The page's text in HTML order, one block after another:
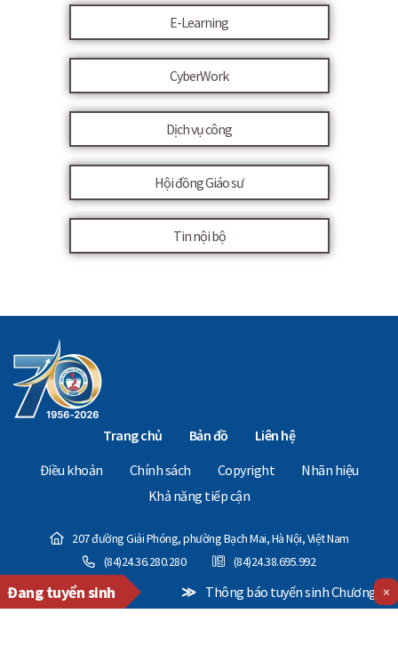
E-Learning
CyberWork
Dịch vụ công
Hội đồng Giáo sư
Tin nội bộ
Trang chủ Bản đồ
Liên hệ
Điều khoản
Chính sách Copyright
Nhãn hiệu
Khả năng tiếp cận
207 đường Giải Phóng, phường Bạch Mai, Hà Nội, Việt Nam
(84)24.36.280.280
(84)24.38.695.992
Copyright © 2024 - The National Economics University. All Rights Reserved
Đang tuyển sinh
≫ Thông báo tuyển sinh Chương trình Thạc sĩ ×